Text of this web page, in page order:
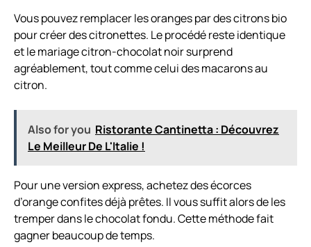
Vous pouvez remplacer les oranges par des citrons bio
pour créer des citronettes. Le procédé reste identique
et le mariage citron-chocolat noir surprend
agréablement, tout comme celui desmacarons au
citron.
Also for you Ristorante Cantinetta : Découvrez
Le Meilleur De L'Italie !
Pour une version express, achetez des écorces
d’orange confites déjà prêtes. Il vous suffit alors de les
tremper dans le chocolat fondu. Cette méthode fait
gagner beaucoup de temps.